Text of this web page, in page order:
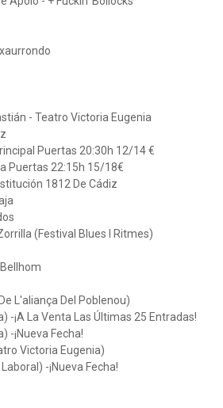
- Teatro Victoria Eugenia
Puertas 20:30h 12/14 €
Puertas 22:15h 15/18€
1812 De Cádiz
(Festival Blues I Ritmes)
L'aliança Del Poblenou)
-¡A La Venta Las Últimas 25 Entradas!
-¡Nueva Fecha!
Victoria Eugenia)
-¡Nueva Fecha!